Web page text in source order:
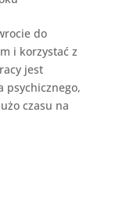
do
i korzystać z
jest
psychicznego,
czasu na